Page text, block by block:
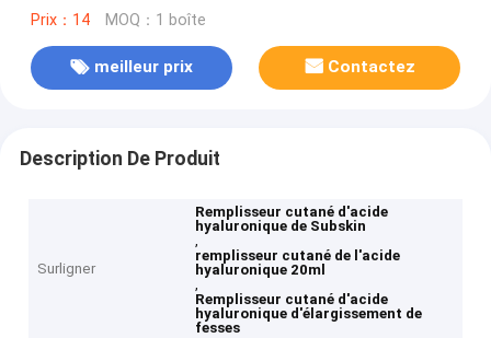
Prix：14 MOQ：1 boîte
meilleur prix Contactez
Description De Produit
Surligner
Remplisseur cutané d'acide
hyaluronique de Subskin
,
remplisseur cutané de l'acide
hyaluronique 20ml
,
Remplisseur cutané d'acide
hyaluronique d'élargissement de
fesses